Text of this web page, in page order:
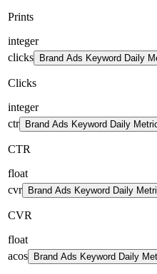
Prints
integer
clicks
Brand Ads Keyword Daily
Clicks
integer
ctr
Brand Ads Keyword Daily
CTR
float
cvr
Brand Ads Keyword Daily
CVR
float
acos
Brand Ads Keyword Daily